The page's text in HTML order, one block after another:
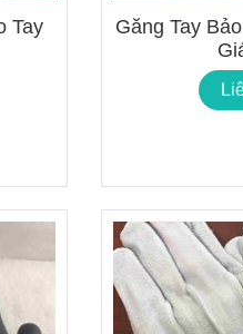
Tay
Găng Tay
Xác
Lọc
Nhựa
Sợi
Cấu